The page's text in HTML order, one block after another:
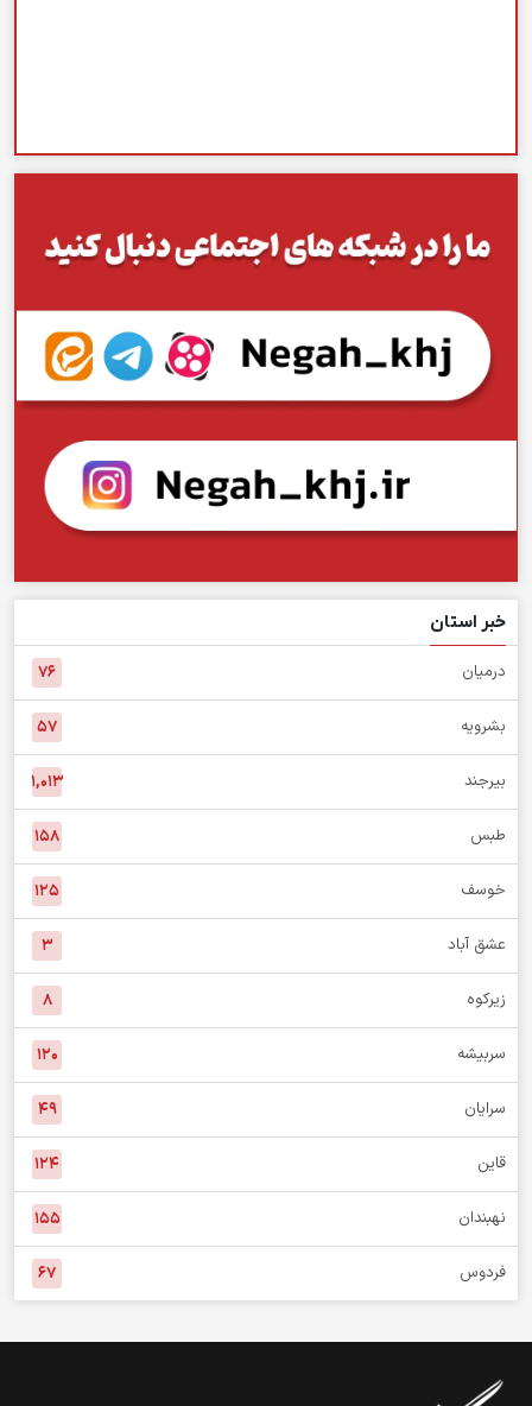
خبر استان
درمیان ۷۶
بشرویه ۵۷
بیرجند ۱,۰۱۳
طبس ۱۵۸
خوسف ۱۲۵
عشق آباد ۳
زیرکوه ۸
سربیشه ۱۲۰
سرایان ۴۹
قاین ۱۲۴
نهبندان ۱۵۵
فردوس ۶۷